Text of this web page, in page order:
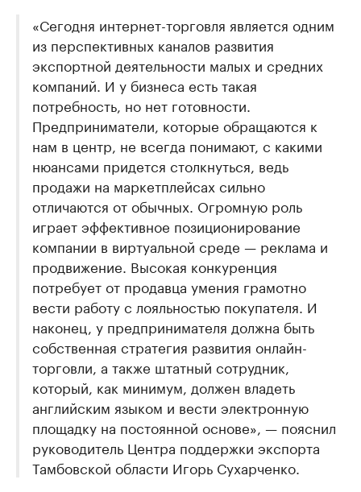
«Сегодня интернет-торговля является одним
из перспективных каналов развития
экспортной деятельности малых и средних
компаний. И у бизнеса есть такая
потребность, но нет готовности.
Предприниматели, которые обращаются к
нам в центр, не всегда понимают, с какими
нюансами придется столкнуться, ведь
продажи на маркетплейсах сильно
отличаются от обычных. Огромную роль
играет эффективное позиционирование
компании в виртуальной среде — реклама и
продвижение. Высокая конкуренция
потребует от продавца умения грамотно
вести работу с лояльностью покупателя. И
наконец, у предпринимателя должна быть
собственная стратегия развития онлайн-
торговли, а также штатный сотрудник,
который, как минимум, должен владеть
английским языком и вести электронную
площадку на постоянной основе», — пояснил
руководитель Центра поддержки экспорта
Тамбовской области Игорь Сухарченко.